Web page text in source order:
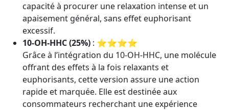
capacité à procurer une relaxation intense et un
apaisement général, sans effet euphorisant
excessif.
10-OH-HHC (25%) : ⭐⭐⭐⭐
Grâce à l’intégration du 10-OH-HHC, une molécule
offrant des effets à la fois relaxants et
euphorisants, cette version assure une action
rapide et marquée. Elle est destinée aux
consommateurs recherchant une expérience